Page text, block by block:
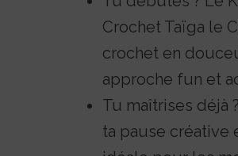
Crochet Taïga le
crochet en
approche fun et
Tu maîtrises déjà
ta pause créative